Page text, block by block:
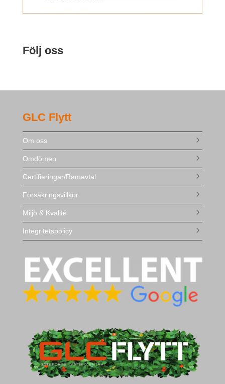
Följ oss
GLC Flytt
Om oss
Omdömen
Certifieringar/Ramavtal
Försäkringsvillkor
Miljö & Kvalité
Integritetspolicy